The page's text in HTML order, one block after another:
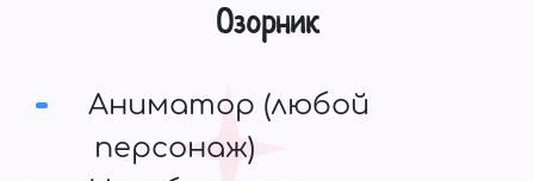
Озорник
Аниматор (любой
персонаж)